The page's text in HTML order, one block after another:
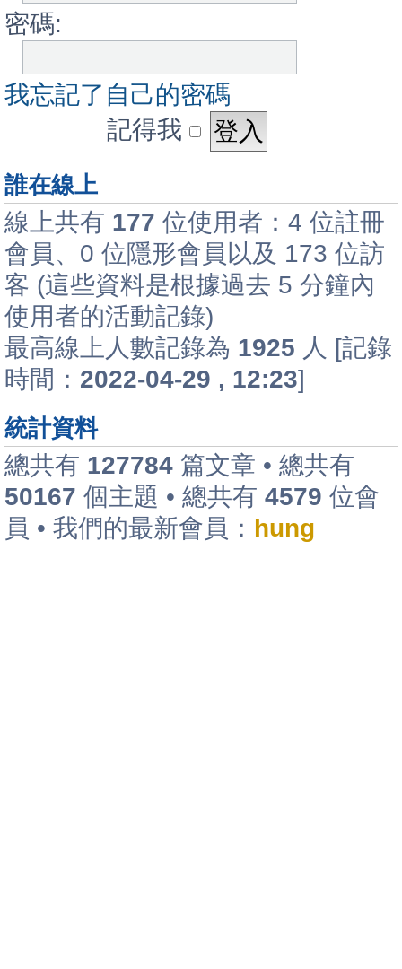
密碼:
我忘記了自己的密碼
記得我
誰在線上
線上共有 177 位使用者：4 位註冊
會員、0 位隱形會員以及 173 位訪
客 (這些資料是根據過去 5 分鐘內
使用者的活動記錄)
最高線上人數記錄為 1925 人 [記錄
時間： 2022-04-29 , 12:23]
統計資料
總共有 127784 篇文章 • 總共有
50167 個主題 • 總共有 4579 位會
員 • 我們的最新會員： hung